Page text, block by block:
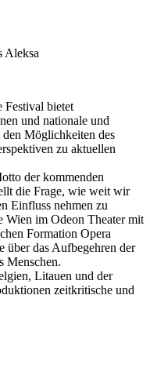
Aleksa
Festival bietet
und nationale und
Möglichkeiten des
zu aktuellen
der kommenden
die Frage, wie weit wir
Einfluss nehmen zu
Wien im Odeon Theater mit
Formation Opera
über das Aufbegehren der
Menschen.
Litauen und der
zeitkritische und